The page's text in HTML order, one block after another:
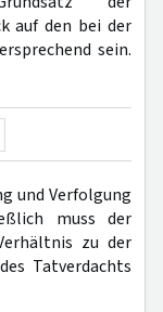
auf den bei der
sein.
und Verfolgung
muss der
zu der
Tatverdachts